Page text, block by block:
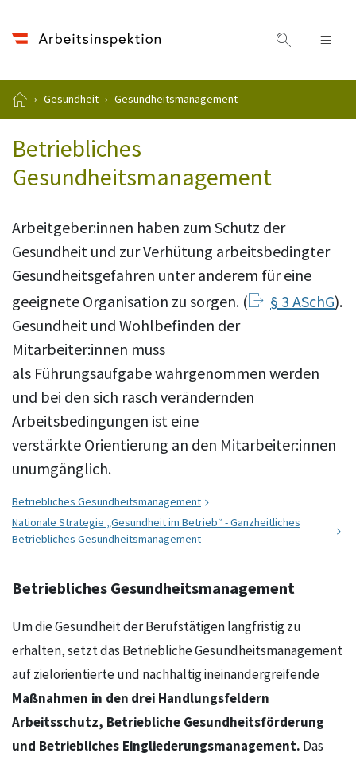
Gesundheit Gesundheitsmanagement
Betriebliches
Gesundheitsmanagement
Arbeitgeber:innen haben zum Schutz der
Gesundheit und zur Verhütung arbeitsbedingter
Gesundheitsgefahren unter anderem für eine
geeignete Organisation zu sorgen. (
§ 3 ASchG).
Gesundheit und Wohlbefinden der
Mitarbeiter:innen muss
als Führungsaufgabe wahrgenommen werden
und bei den sich rasch verändernden
Arbeitsbedingungen ist eine
verstärkte Orientierung an den Mitarbeiter:innen
unumgänglich.
Betriebliches Gesundheitsmanagement
Nationale Strategie „Gesundheit im Betrieb“ - Ganzheitliches
Betriebliches Gesundheitsmanagement
Betriebliches Gesundheitsmanagement
Um die Gesundheit der Berufstätigen langfristig zu
erhalten, setzt das Betriebliche Gesundheitsmanagement
auf zielorientierte und nachhaltig ineinandergreifende
Maßnahmen in den drei Handlungsfeldern
Arbeitsschutz, Betriebliche Gesundheitsförderung
und Betriebliches Eingliederungsmanagement. Das